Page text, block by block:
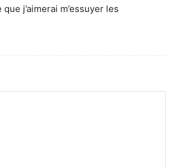
j’aimerai m’essuyer les